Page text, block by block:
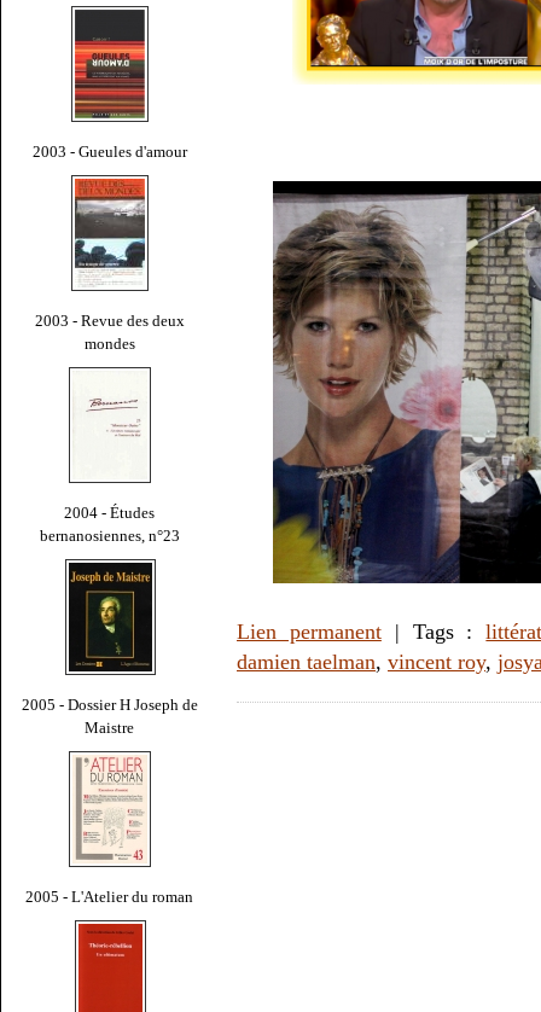
2003 - Gueules d'amour
2003 - Revue des deux
mondes
2004 - Études
bernanosiennes, n°23
2005 - Dossier H Joseph de
Maistre
2005 - L'Atelier du roman
Lien permanent| Tags :
damien taelman, vincent roy,